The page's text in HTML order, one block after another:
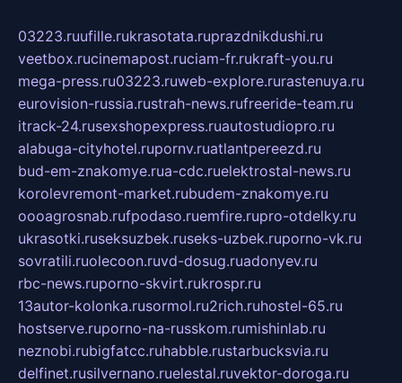
03223.ruufille.rukrasotata.ruprazdnikdushi.ru
veetbox.rucinemapost.ruciam-fr.rukraft-you.ru
mega-press.ru03223.ruweb-explore.rurastenuya.ru
eurovision-russia.rustrah-news.rufreeride-team.ru
itrack-24.rusexshopexpress.ruautostudiopro.ru
alabuga-cityhotel.rupornv.ruatlantpereezd.ru
bud-em-znakomye.rua-cdc.ruelektrostal-news.ru
korolevremont-market.rubudem-znakomye.ru
oooagrosnab.rufpodaso.ruemfire.rupro-otdelky.ru
ukrasotki.ruseksuzbek.ruseks-uzbek.ruporno-vk.ru
sovratili.ruolecoon.ruvd-dosug.ruadonyev.ru
rbc-news.ruporno-skvirt.rukrospr.ru
13autor-kolonka.rusormol.ru2rich.ruhostel-65.ru
hostserve.ruporno-na-russkom.rumishinlab.ru
neznobi.rubigfatcc.ruhabble.rustarbucksvia.ru
delfinet.rusilvernano.ruelestal.ruvektor-doroga.ru